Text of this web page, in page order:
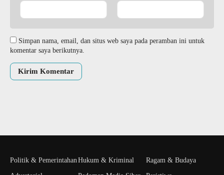
Simpan nama, email, dan situs web saya pada peramban ini untuk
komentar saya berikutnya.
Politik & PemerintahanHukum & Kriminal Ragam & Budaya